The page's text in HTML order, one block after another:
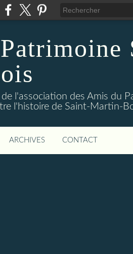
l'association des Amis du
l'histoire de Saint-Martin-
ARCHIVES CONTACT